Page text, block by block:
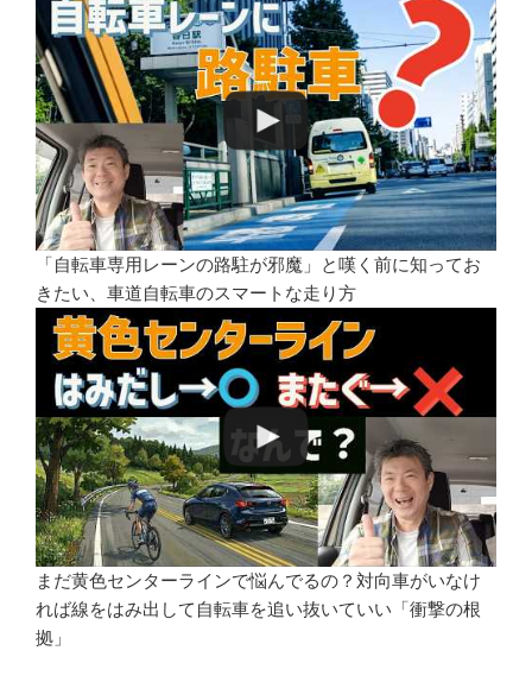
「自転車専用レーンの路駐が邪魔」と嘆く前に知ってお
きたい、車道自転車のスマートな走り方
まだ黄色センターラインで悩んでるの？対向車がいなけ
れば線をはみ出して自転車を追い抜いていい「衝撃の根
拠」